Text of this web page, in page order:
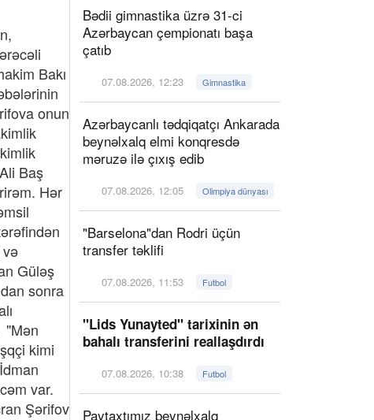
Bakı
onun
Baş
Hər
Güləş
sonra
"Mən
kimi
var.
Şərifov
Bədii gimnastika üzrə 31-ci
Azərbaycan çempionatı başa
çatıb
07.08.2026, 12:23 Gimnastika
Azərbaycanlı tədqiqatçı Ankarada
beynəlxalq elmi konqresdə
məruzə ilə çıxış edib
07.08.2026, 12:05 Olimpiya dünyası
"Barselona"dan Rodri üçün
transfer təklifi
07.08.2026, 11:53 Futbol
"Lids Yunayted" tarixinin ən
bahalı transferini reallaşdırdı
07.08.2026, 10:38 Futbol
Paytaxtımız beynəlxalq